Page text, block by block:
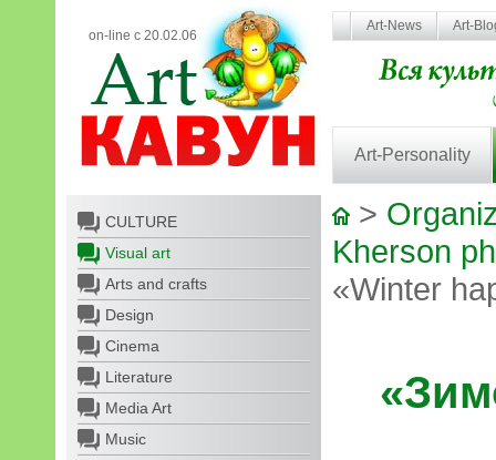
on-line с 20.02.06
Art-News Art-
Art-Personality
CULTURE
Visual art
Arts and crafts
Design
Cinema
Literature
Media Art
Music
>
Kherson
«Winter